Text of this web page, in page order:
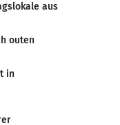
aus
outen
in